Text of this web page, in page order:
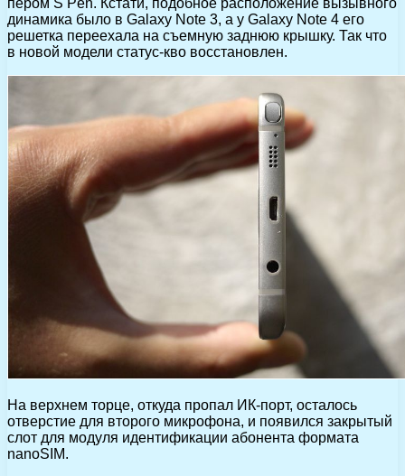
динамика было в Galaxy Note 3, а у Galaxy Note 4 его
решетка переехала на съемную заднюю крышку. Так что
в новой модели статус-кво восстановлен.
На верхнем торце, откуда пропал ИК-порт, осталось
отверстие для второго микрофона, и появился закрытый
слот для модуля идентификации абонента формата
nanoSIM.